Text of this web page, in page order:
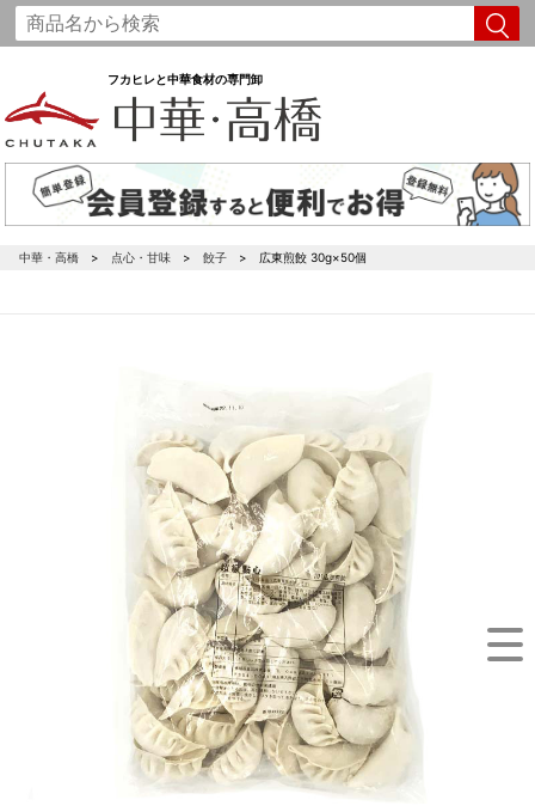
フカヒレと中華食材の専門卸
中華・高橋 点心・甘味 餃子 広東煎餃 30g×50個